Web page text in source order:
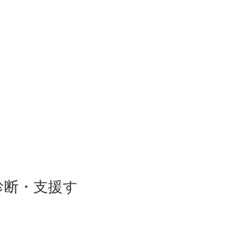
・支援す